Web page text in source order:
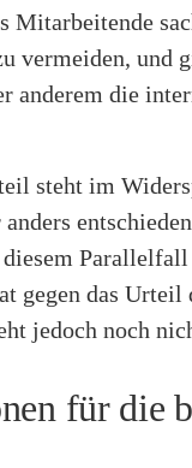
Mitarbeitende
vermeiden, und
anderem die
steht im
gegen das
jedoch noch
für die